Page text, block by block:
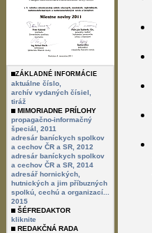
ZÁKLADNÉ INFORMÁCIE
aktuálne číslo,
archív vydaných čísiel,
tiráž
MIMORIADNE PRÍLOHY
propagačno-informačný
špeciál, 2011
adresár baníckych spolkov
a cechov ČR a SR, 2012
adresár baníckych spolkov
a cechov ČR a SR, 2014
adresář hornických,
hutnických a jim příbuzných
spolkú, cechú a organizací...
2015
ŠÉFREDAKTOR
kliknite
REDAKČNÁ RADA